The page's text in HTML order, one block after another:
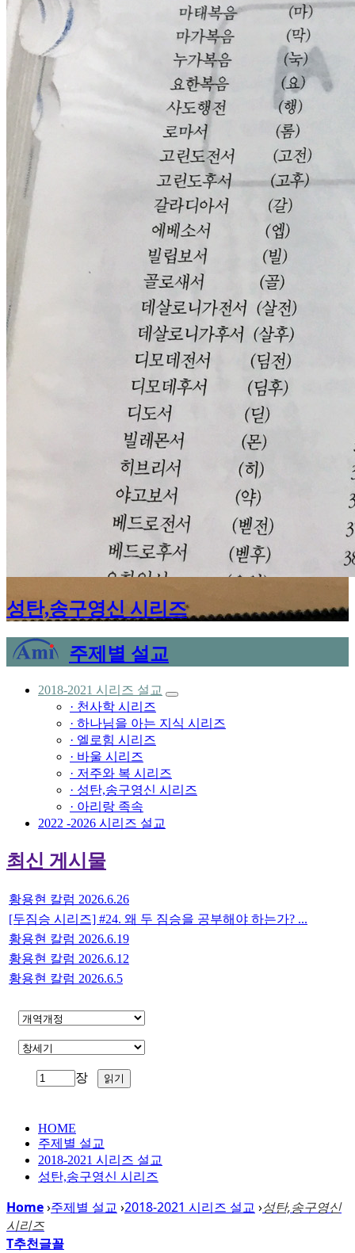
성탄,송구영신 시리즈
주제별 설교
2018-2021 시리즈 설교
· 천사학 시리즈
· 하나님을 아는 지식 시리즈
· 엘로힘 시리즈
· 바울 시리즈
· 저주와 복 시리즈
· 성탄,송구영신 시리즈
· 아리랑 족속
2022 -2026 시리즈 설교
최신 게시물
황용현 칼럼 2026.6.26
[두짐승 시리즈] #24. 왜 두 짐승을 공부해야 하는가? ...
황용현 칼럼 2026.6.19
황용현 칼럼 2026.6.12
황용현 칼럼 2026.6.5
장
HOME
주제별 설교
2018-2021 시리즈 설교
성탄,송구영신 시리즈
Home›주제별 설교 ›2018-2021 시리즈 설교 ›성탄,송구영신
시리즈
T추천글꼴